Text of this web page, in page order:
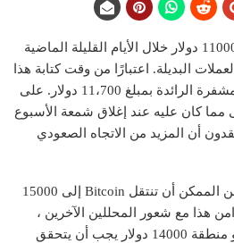
ركود البيتكوين في منتصف 11000 دولار خلال الأيام القليلة الماضية
البديلة. اعتبارًا من وقت كتابة هذا
المقال ، يتم تداول العملة المشفرة الرائدة بمبلغ 11،700 دولار. على
مما كان عليه عند إغلاق شمعة الأسبوع
أن المزيد من الاتجاه الصعودي
وفقًا لمحلل دقيق تاريخيًا ، من الممكن أن تنتقل Bitcoin إلى 15000
هذا مع شعور المحللين الآخرين ،
الذين اقترحوا أن التحرك نحو منطقة 14000 دولار يجب أن يتحقق